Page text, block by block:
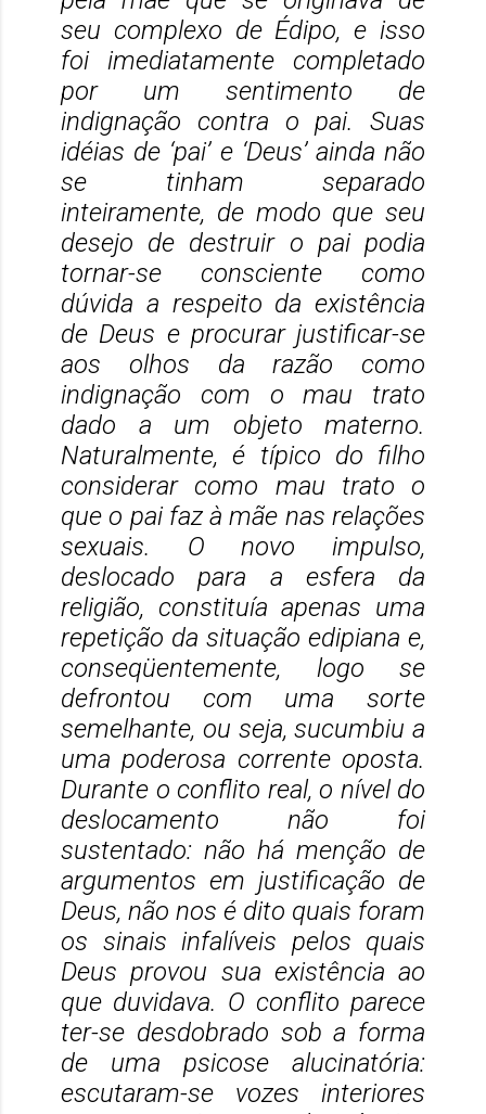
seu complexo de Édipo, e isso
foi imediatamente completado
por um sentimento de
indignação contra o pai. Suas
idéias de ‘pai’ e ‘Deus’ ainda não
se tinham separado
inteiramente, de modo que seu
desejo de destruir o pai podia
tornar-se consciente como
dúvida a respeito da existência
de Deus e procurar justificar-se
aos olhos da razão como
indignação com o mau trato
dado a um objeto materno.
Naturalmente, é típico do filho
considerar como mau trato o
que o pai faz à mãe nas relações
sexuais. O novo impulso,
deslocado para a esfera da
religião, constituía apenas uma
repetição da situação edipiana e,
conseqüentemente, logo se
defrontou com uma sorte
semelhante, ou seja, sucumbiu a
uma poderosa corrente oposta.
Durante o conflito real, o nível do
deslocamento não foi
sustentado: não há menção de
argumentos em justificação de
Deus, não nos é dito quais foram
os sinais infalíveis pelos quais
Deus provou sua existência ao
que duvidava. O conflito parece
ter-se desdobrado sob a forma
de uma psicose alucinatória:
escutaram-se vozes interiores